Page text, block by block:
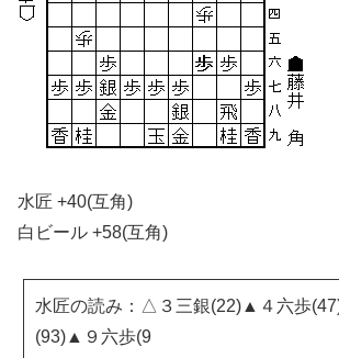
水匠 +40(互角)
白ビール +58(互角)
水匠の読み：△３三銀(22)▲４六歩
(93)▲９六歩(9